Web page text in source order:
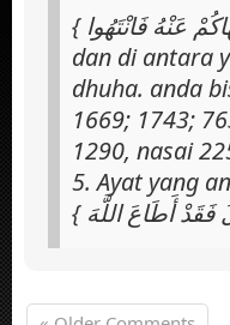
dan di antara
dhuha. anda
1669; 1743;
1290, nasai
5. Ayat yang